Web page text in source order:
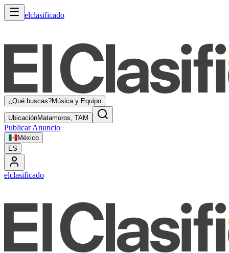
elclasificado
¿Qué buscas?Música y Equipo
UbicaciónMatamoros, TAM
Publicar Anuncio
México
ES
elclasificado